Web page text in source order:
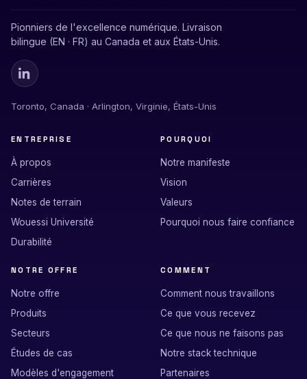
Pionniers de l'excellence numérique. Livraison
bilingue (EN · FR) au Canada et aux États-Unis.
Toronto, Canada · Arlington, Virginie, États-Unis
ENTREPRISE
À propos
Carrières
Notes de terrain
Wouessi Université
Durabilité
POURQUOI
Notre manifeste
Vision
Valeurs
Pourquoi nous faire confiance
NOTRE OFFRE
Notre offre
Produits
Secteurs
Études de cas
Modèles d'engagement
COMMENT
Comment nous travaillons
Ce que vous recevez
Ce que nous ne faisons pas
Notre stack technique
Partenaires